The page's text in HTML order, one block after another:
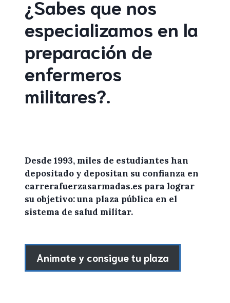
¿Sabes que nos
especializamos en la
preparación de
enfermeros
militares?.
Desde 1993, miles de estudiantes han
depositado y depositan su confianza en
carrerafuerzasarmadas.es para lograr
su objetivo: una plaza pública en el
sistema de salud militar.
Animate y consigue tu plaza